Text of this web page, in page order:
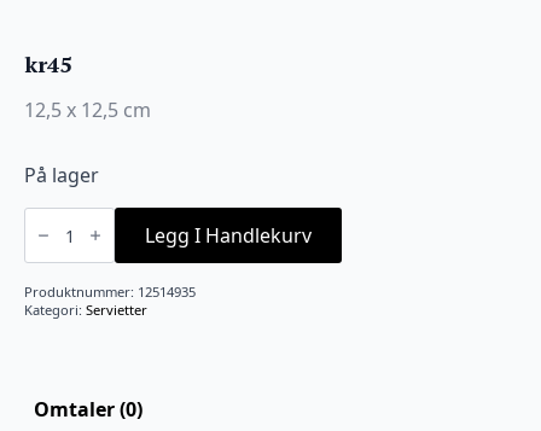
kr45
12,5 x 12,5 cm
På lager
Serviett
kaffe
"Daisy
all
over"
antall
Legg I Handlekurv
Produktnummer: 12514935
Kategori: Servietter
Omtaler (0)